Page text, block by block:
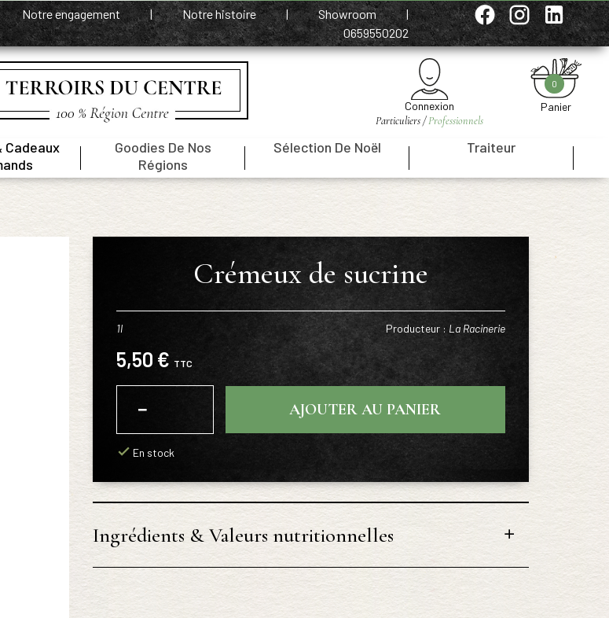
Notre engagement | Notre histoire | Showroom
|
0659550202
Connexion
Particuliers /Professionnels
Panier
0
Goodies De Nos
Régions
Sélection De Noël Traiteur
Crémeux de sucrine
1l Producteur : La Racinerie
5,50 € TTC
−
+
AJOUTER AU PANIER
En stock
Ingrédients & Valeurs nutritionnelles